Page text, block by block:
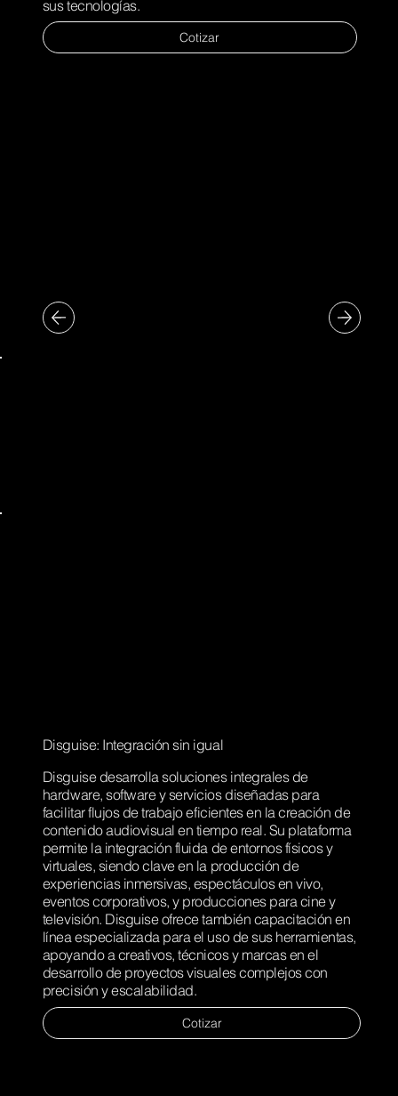
sus tecnologías.
Cotizar
Disguise: Integración sin igual
Disguise desarrolla soluciones integrales de
hardware, software y servicios diseñadas para
facilitar flujos de trabajo eficientes en la creación de
contenido audiovisual en tiempo real. Su plataforma
permite la integración fluida de entornos físicos y
virtuales, siendo clave en la producción de
experiencias inmersivas, espectáculos en vivo,
eventos corporativos, y producciones para cine y
televisión. Disguise ofrece también capacitación en
línea especializada para el uso de sus herramientas,
apoyando a creativos, técnicos y marcas en el
desarrollo de proyectos visuales complejos con
precisión y escalabilidad.
Cotizar